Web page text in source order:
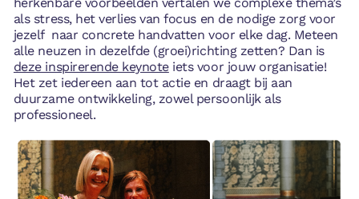
als stress, het verlies van focus en de nodige zorg voor
jezelf naar concrete handvatten voor elke dag. Meteen
alle neuzen in dezelfde (groei)richting zetten? Dan is
deze inspirerende keynoteiets voor jouw organisatie!
Het zet iedereen aan tot actie en draagt bij aan
duurzame ontwikkeling, zowel persoonlijk als
professioneel.